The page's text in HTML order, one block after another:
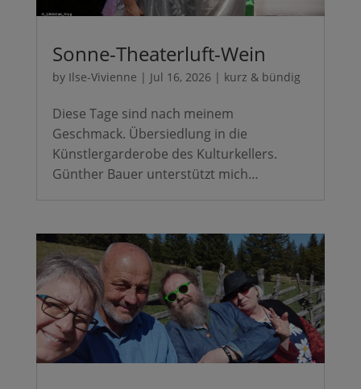
Sonne-Theaterluft-Wein
by Ilse-Vivienne | Jul 16, 2026 | kurz & bündig
Diese Tage sind nach meinem
Geschmack. Übersiedlung in die
Künstlergarderobe des Kulturkellers.
Günther Bauer unterstützt mich…